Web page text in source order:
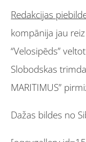
Redakcijas
kompānija jau
“Velosipēds”
Slobodskas
MARITIMUS”
Dažas bildes no